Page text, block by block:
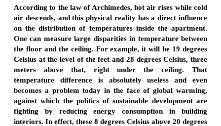
According to the law of Archimedes, hot air rises while cold
air descends, and this physical reality has a direct influence
on the distribution of temperatures inside the apartment.
One can measure large disparities in temperature between
the floor and the ceiling. For example, it will be 19 degrees
Celsius at the level of the feet and 28 degrees Celsius, three
meters above that, right under the ceiling. That
temperature difference is absolutely useless and even
becomes a problem today in the face of global warming,
against which the politics of sustainable development are
fighting by reducing energy consumption in building
interiors. In effect, these 8 degrees Celsius above 20 degrees